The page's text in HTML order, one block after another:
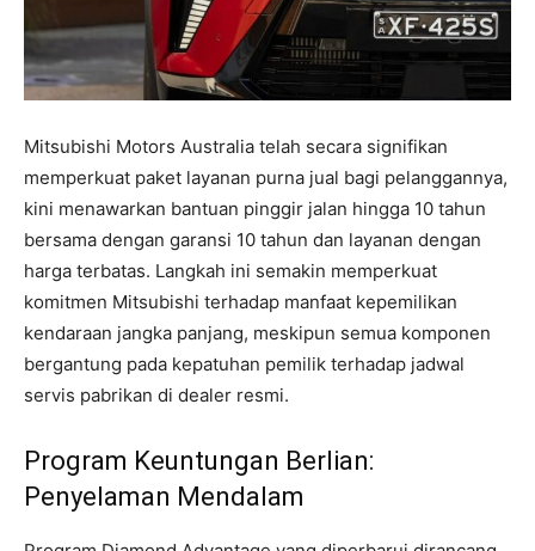
Mitsubishi Motors Australia telah secara signifikan
memperkuat paket layanan purna jual bagi pelanggannya,
kini menawarkan bantuan pinggir jalan hingga 10 tahun
bersama dengan garansi 10 tahun dan layanan dengan
harga terbatas. Langkah ini semakin memperkuat
komitmen Mitsubishi terhadap manfaat kepemilikan
kendaraan jangka panjang, meskipun semua komponen
bergantung pada kepatuhan pemilik terhadap jadwal
servis pabrikan di dealer resmi.
Program Keuntungan Berlian:
Penyelaman Mendalam